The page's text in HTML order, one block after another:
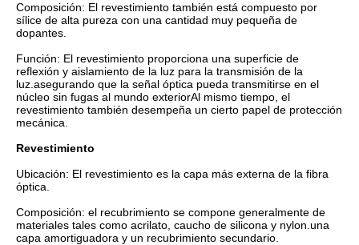
Composición: El revestimiento también está compuesto por
sílice de alta pureza con una cantidad muy pequeña de
dopantes.
Función: El revestimiento proporciona una superficie de
reflexión y aislamiento de la luz para la transmisión de la
luz.asegurando que la señal óptica pueda transmitirse en el
núcleo sin fugas al mundo exteriorAl mismo tiempo, el
revestimiento también desempeña un cierto papel de protección
mecánica.
Revestimiento
Ubicación: El revestimiento es la capa más externa de la fibra
óptica.
Composición: el recubrimiento se compone generalmente de
materiales tales como acrilato, caucho de silicona y nylon.una
capa amortiguadora y un recubrimiento secundario.